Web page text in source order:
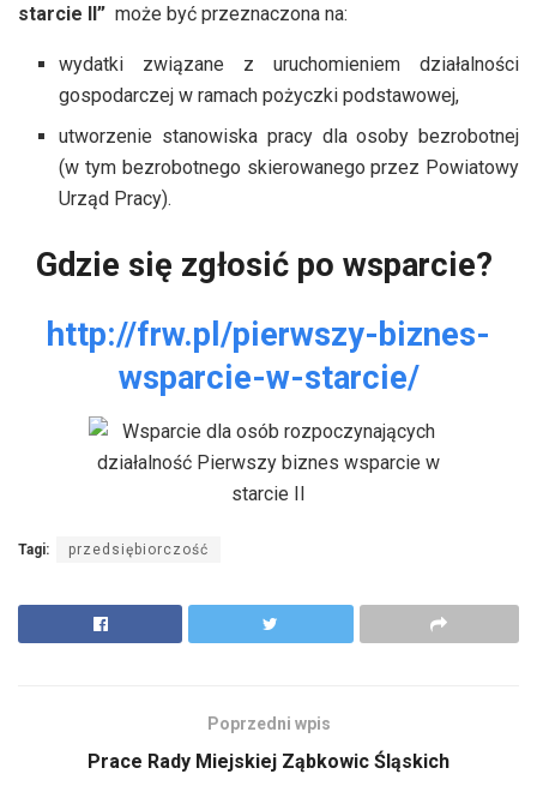
starcie II” może być przeznaczona na:
wydatki związane z uruchomieniem działalności
gospodarczej w ramach pożyczki podstawowej,
utworzenie stanowiska pracy dla osoby bezrobotnej
(w tym bezrobotnego skierowanego przez Powiatowy
Urząd Pracy).
Gdzie się zgłosić po wsparcie?
http://frw.pl/pierwszy-biznes-
wsparcie-w-starcie/
Tagi: przedsiębiorczość
Poprzedni wpis
Prace Rady Miejskiej Ząbkowic Śląskich